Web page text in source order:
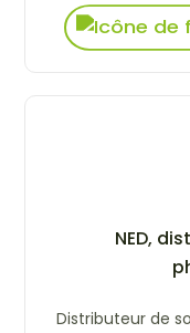
NED,
Distributeur de